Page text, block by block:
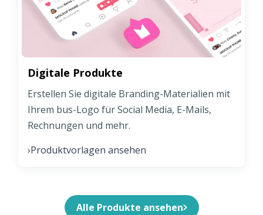
Digitale Produkte
Erstellen Sie digitale Branding-Materialien mit
Ihrem bus-Logo für Social Media, E-Mails,
Rechnungen und mehr.
›Produktvorlagen ansehen
Alle Produkte ansehen